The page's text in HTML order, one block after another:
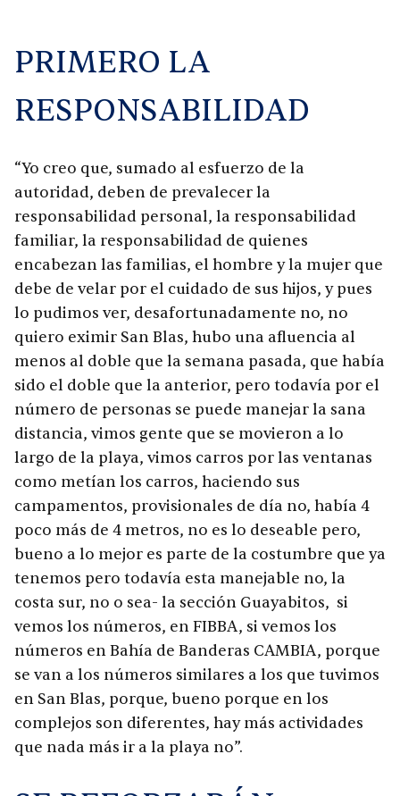
PRIMERO LA
RESPONSABILIDAD
“Yo creo que, sumado al esfuerzo de la
autoridad, deben de prevalecer la
responsabilidad personal, la responsabilidad
familiar, la responsabilidad de quienes
encabezan las familias, el hombre y la mujer que
debe de velar por el cuidado de sus hijos, y pues
lo pudimos ver, desafortunadamente no, no
quiero eximir San Blas, hubo una afluencia al
menos al doble que la semana pasada, que había
sido el doble que la anterior, pero todavía por el
número de personas se puede manejar la sana
distancia, vimos gente que se movieron a lo
largo de la playa, vimos carros por las ventanas
como metían los carros, haciendo sus
campamentos, provisionales de día no, había 4
poco más de 4 metros, no es lo deseable pero,
bueno a lo mejor es parte de la costumbre que ya
tenemos pero todavía esta manejable no, la
costa sur, no o sea- la sección Guayabitos, si
vemos los números, en FIBBA, si vemos los
números en Bahía de Banderas CAMBIA, porque
se van a los números similares a los que tuvimos
en San Blas, porque, bueno porque en los
complejos son diferentes, hay más actividades
que nada más ir a la playa no”.